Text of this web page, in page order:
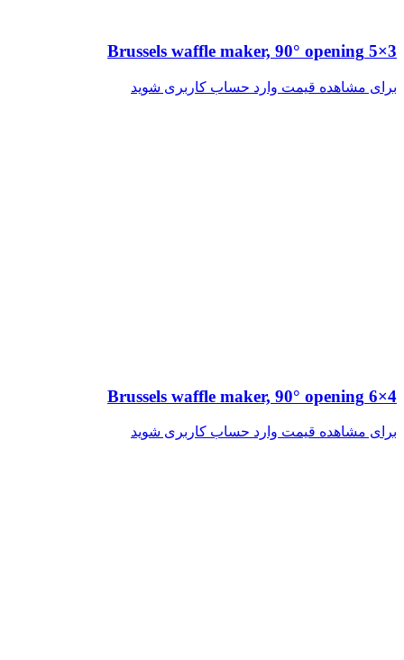
3×5 Brussels waffle maker, 90° opening
برای مشاهده قیمت وارد حساب کاربری شوید
4×6 Brussels waffle maker, 90° opening
برای مشاهده قیمت وارد حساب کاربری شوید